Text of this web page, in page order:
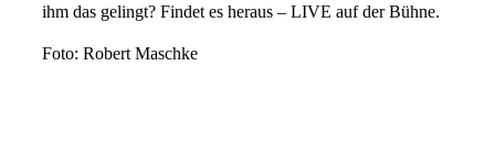
ihm das gelingt? Findet es heraus – LIVE auf der Bühne.
Foto: Robert Maschke